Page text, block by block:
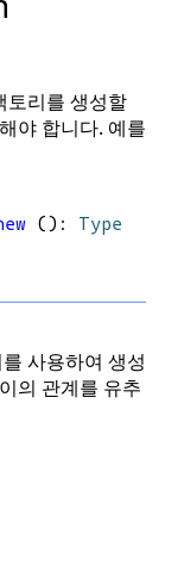
토리를 생성할
야 합니다. 예를
(): Type
사용하여 생성
의 관계를 유추